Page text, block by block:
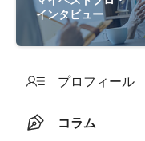
インタビュー
プロフィール
コラム